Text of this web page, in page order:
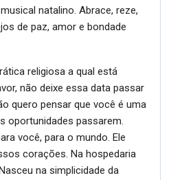
natalino. Abrace, reze,
de paz, amor e bondade
religiosa a qual está
não deixe essa data passar
quero pensar que você é uma
oportunidades passarem.
você, para o mundo. Ele
corações. Na hospedaria
na simplicidade da